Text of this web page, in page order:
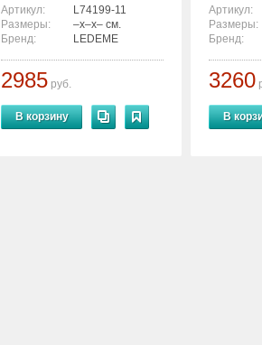
Артикул:
L74199-11
Размеры:
–x–x– см.
Бренд:
LEDEME
2985 руб.
В корзину
Артикул:
Размеры:
Бренд:
3260
В